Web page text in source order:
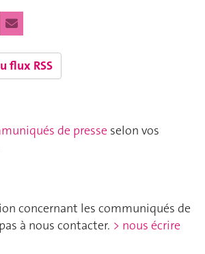
flux RSS
de presse selon vos
concernant les communiqués de
à nous contacter. > nous écrire